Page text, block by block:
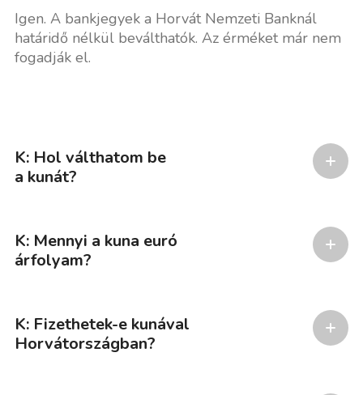
Igen. A bankjegyek a Horvát Nemzeti Banknál
határidő nélkül beválthatók. Az érméket már nem
fogadják el.
K: Hol válthatom be
a kunát?
K: Mennyi a kuna euró
árfolyam?
K: Fizethetek-e kunával
Horvátországban?